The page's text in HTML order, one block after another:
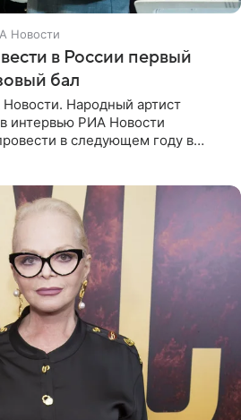
Новости
в России первый
бал
Народный артист
интервью РИА Новости
в следующем году в